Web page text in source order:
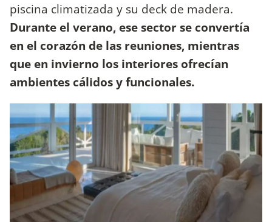
piscina climatizada y su deck de madera.
Durante el verano, ese sector se convertía
en el corazón de las reuniones, mientras
que en invierno los interiores ofrecían
ambientes cálidos y funcionales.